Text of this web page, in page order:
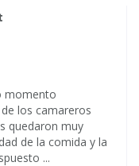
momento
los camareros
quedaron muy
de la comida y la
...